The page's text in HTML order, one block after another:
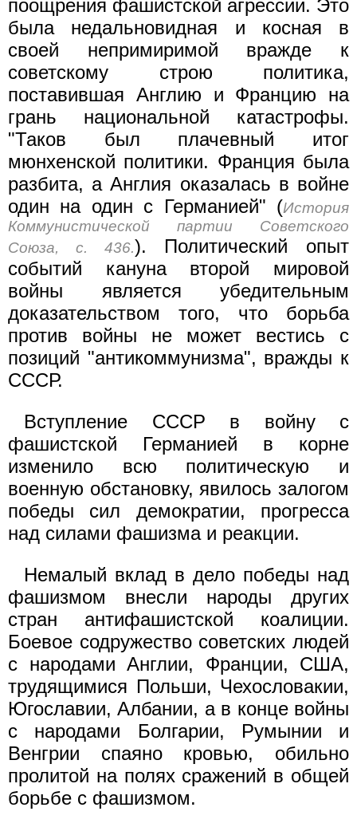
поощрения фашистской агрессии. Это
была недальновидная и косная в
своей непримиримой вражде к
советскому строю политика,
поставившая Англию и Францию на
грань национальной катастрофы.
"Таков был плачевный итог
мюнхенской политики. Франция была
разбита, а Англия оказалась в войне
один на один с Германией" (История
Коммунистической партии Советского
Союза, с. 436.). Политический опыт
событий кануна второй мировой
войны является убедительным
доказательством того, что борьба
против войны не может вестись с
позиций "антикоммунизма", вражды к
СССР.
Вступление СССР в войну с
фашистской Германией в корне
изменило всю политическую и
военную обстановку, явилось залогом
победы сил демократии, прогресса
над силами фашизма и реакции.
Немалый вклад в дело победы над
фашизмом внесли народы других
стран антифашистской коалиции.
Боевое содружество советских людей
с народами Англии, Франции, США,
трудящимися Польши, Чехословакии,
Югославии, Албании, а в конце войны
с народами Болгарии, Румынии и
Венгрии спаяно кровью, обильно
пролитой на полях сражений в общей
борьбе с фашизмом.